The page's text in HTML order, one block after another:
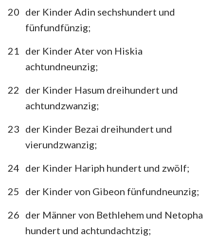
20 der Kinder Adin sechshundert und
fünfundfünzig;
21
der Kinder Ater von Hiskia
achtundneunzig;
22
der Kinder Hasum dreihundert und
achtundzwanzig;
23 der Kinder Bezai dreihundert und
vierundzwanzig;
24 der Kinder Hariph hundert und zwölf;
25
der Kinder von Gibeon fünfundneunzig;
26 der Männer von Bethlehem und Netopha
hundert und achtundachtzig;